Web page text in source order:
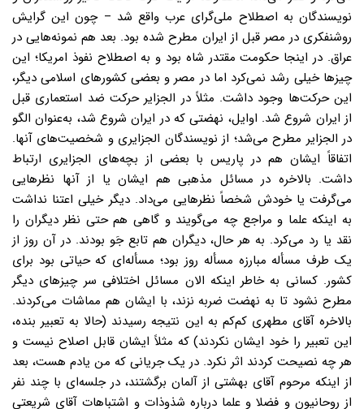
نویسندگان به اصطلاح ملی‌گرای عرب واقع شد – چون این گرایش
روشنفکری در مصر قبل از ایران مطرح شده بود. بعد هم نمونه‌هایی در
عراق. در اینجا حکومت مقتدر شاه بود و به اصطلاح نفوذ امریکا؛ این
چیزها خیلی رشد نمی‌کرد اما در مصر و بعضی کشورهای اسلامی دیگر،
این حرکت‌ها وجود داشت. مثلاً در الجزایر حرکت ضد استعماری قبل
از ایران شروع شد. اوایل، نهضتی که در ایران شروع شد، به‌عنوان الگو
در الجزایر مطرح می‌شد؛ از نویسندگان الجزایری و شخصیت‌های آنها.
اتفاقاً ایشان هم در پاریس با بعضی از بچه‌های الجزایری ارتباط
داشت. بالاخره در مسائل مذهبی هم ایشان یا از آنها نظرهایی
می‌گرفت یا خودش شخصاً نظرهایی می‌داد. دیگر خیلی اعتنا نداشت
به اینکه علما و مراجع چه می‌گویند و گاهی هم حتی نظر دیگران را
نقد یا رد می‌کرد. به هر حال، دیگران هم تابع جَو بودند. در آن روز از
یک طرف مسأله مبارزه مسأله روز بود؛ مسأله‌ای که حیاتی بود برای
کشور. کسانی به خاطر اینکه الان مسائل اختلافی سر چیزهای دیگر
مطرح نشود تا به نهضت ضربه نزند، با ایشان هم مماشات می‌کردند.
بالاخره آقای مطهری کم‌کم به این نتیجه رسیدند (حالا به تعبیر بنده،
این تعبیر را خود ایشان نکردند) که مثلاً ایشان قابل اصلاح نیست و
هر چه نصیحت کردند اثر نکرد. در یک جریانی که من یادم هست، بعد
از اینکه مرحوم آقای بهشتی از آلمان برگشتند، در جلسه‌ای با چند نفر
از روحانیون و فضلا و علما درباره شذوذات و اشتباهات آقای شریعتی